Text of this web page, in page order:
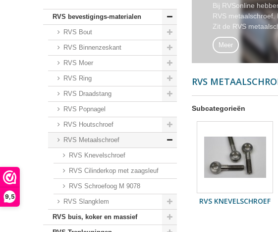
9,5
RVS bevestigings-materialen
RVS Bout
RVS Binnenzeskant
RVS Moer
RVS Ring
RVS Draadstang
RVS Popnagel
RVS Houtschroef
RVS Metaalschroef
RVS Knevelschroef
RVS Cilinderkop met zaagsleuf
RVS Schroefoog M 9078
RVS Slangklem
RVS buis, koker en massief
Bij RVSonline
RVS
Zit de RVS
Meer
RVS
Subcategorieën
RVS KNEVELSCHROEF